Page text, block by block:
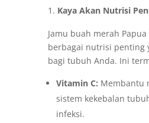
Kaya Akan Nutrisi
Jamu buah merah
berbagai nutrisi penting
bagi tubuh Anda. Ini
Vitamin C: Membantu
sistem kekebalan
infeksi.